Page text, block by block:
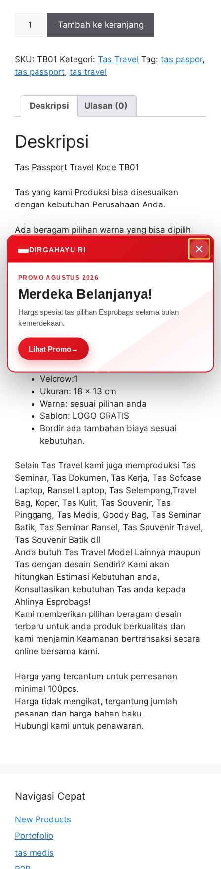
Kuantitas
Travel
Kode
Tambah ke keranjang
SKU: TB01 Kategori: Tas Travel Tag: tas paspor,
tas passport, tas travel
Deskripsi Ulasan (0)
Deskripsi
Tas Passport Travel Kode TB01
Tas yang kami Produksi bisa disesuaikan
dengan kebutuhan Perusahaan Anda.
Ada beragam pilihan warna yang bisa dipilih
sesuai dengan tema, dan ditambahkan logo
sablon/bordir.
Spesifikasi Tas Passport Travel TB-01 :
Bahan: D600, D210,D300
Credit/ID holder: 5
Saku zip :1
Saku mesh:1
Cincin kunci: 1
Saku luar 1
Velcrow:1
Ukuran: 18 x 13 cm
Warna: sesuai pilihan anda
Sablon: LOGO GRATIS
Bordir ada tambahan biaya sesuai
kebutuhan.
Selain Tas Travel kami juga memproduksi Tas
Seminar, Tas Dokumen, Tas Kerja, Tas Sofcase
Laptop, Ransel Laptop, Tas Selempang,Travel
Bag, Koper, Tas Kulit, Tas Souvenir, Tas
Pinggang, Tas Medis, Goody Bag, Tas Seminar
Batik, Tas Seminar Ransel, Tas Souvenir Travel,
Tas Souvenir Batik dll
Anda butuh Tas Travel Model Lainnya maupun
Tas dengan desain Sendiri? Kami akan
hitungkan Estimasi Kebutuhan anda,
Konsultasikan kebutuhan Tas anda kepada
Ahlinya Esprobags!
Kami memberikan pilihan beragam desain
terbaru untuk anda produk berkualitas dan
kami menjamin Keamanan bertransaksi secara
online bersama kami.
Harga yang tercantum untuk pemesanan
minimal 100pcs.
Harga tidak mengikat, tergantung jumlah
pesanan dan harga bahan baku.
Hubungi kami untuk penawaran.
Navigasi Cepat
New Products
Portofolio
tas medis
DIRGAHAYU RI ×
PROMO AGUSTUS 2026
Merdeka Belanjanya!
Harga spesial tas pilihan Esprobags selama bulan
kemerdekaan.
Lihat Promo→